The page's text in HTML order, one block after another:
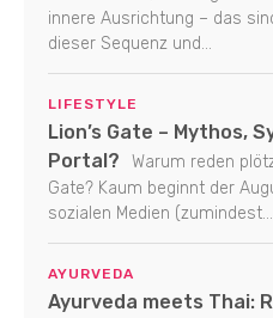
innere Ausrichtung – das
dieser Sequenz und...
LIFESTYLE
Lion’s Gate – Mythos,
Portal?
Warum reden
Gate? Kaum beginnt der
sozialen Medien (zumindest...
AYURVEDA
Ayurveda meets Thai: